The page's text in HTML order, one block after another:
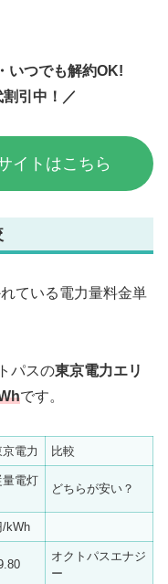
いつでも解約OK!
引中 ！／
イトはこちら
ている電力量料金単
パスの東京電力エリ
です。
京電力 比較
量電灯
どちらが安い？
/kWh
オクトパスエナジ
ー